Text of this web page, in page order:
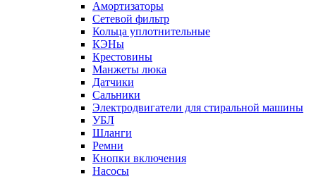
Амортизаторы
Сетевой фильтр
Кольца уплотнительные
КЭНы
Крестовины
Манжеты люка
Датчики
Сальники
Электродвигатели для стиральной машины
УБЛ
Шланги
Ремни
Кнопки включения
Насосы